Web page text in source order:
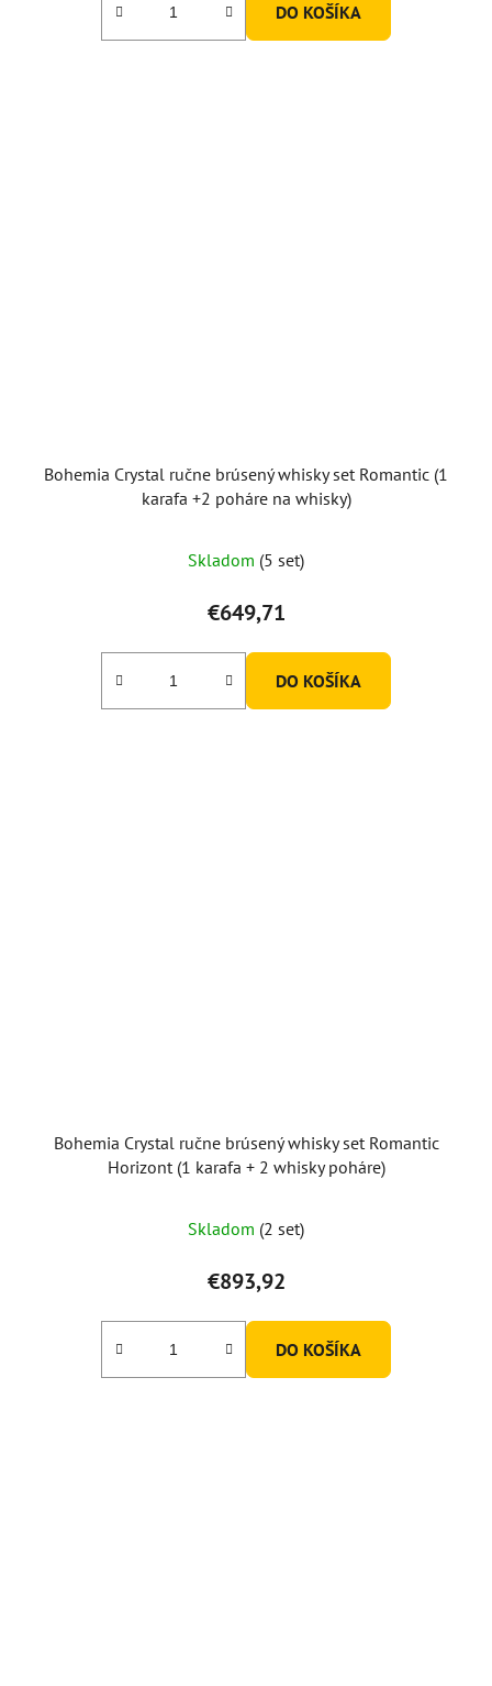
DO KOŠÍKA
Bohemia Crystal ručne brúsený whisky set Romantic (1
karafa +2 poháre na whisky)
Skladom (5 set)
€649,71
DO KOŠÍKA
Bohemia Crystal ručne brúsený whisky set Romantic
Horizont (1 karafa + 2 whisky poháre)
hodnotenie
produktu
je
5,0
Skladom (2 set)
€893,92
DO KOŠÍKA